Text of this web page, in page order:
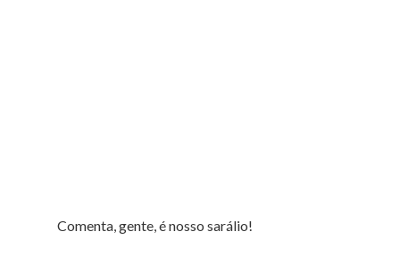
Comenta, gente, é nosso sarálio!